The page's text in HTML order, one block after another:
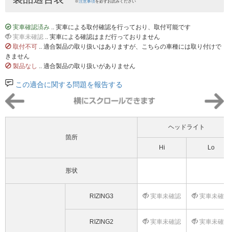
※注意事項を必ずお読みください
実車確認済み .. 実車による取付確認を行っており、取付可能です
実車未確認 .. 実車による確認はまだ行っておりません
取付不可 .. 適合製品の取り扱いはありますが、こちらの車種には取り付けで
きません
製品なし .. 適合製品の取り扱いがありません
この適合に関する問題を報告する
箇所
ヘッドライト
Hi Lo
形状
RIZING3 実車未確認 実車未確
RIZING2 実車未確認 実車未確